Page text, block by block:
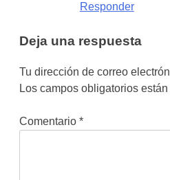
Responder
Deja una respuesta
Tu dirección de correo
Los campos obligatorios
Comentario *